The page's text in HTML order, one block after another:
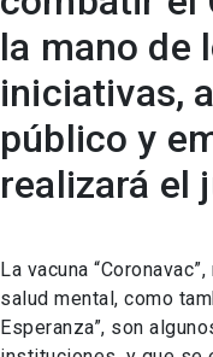
la mano de
iniciativas,
público y
realizará el
La vacuna
salud mental, como
Esperanza”, son